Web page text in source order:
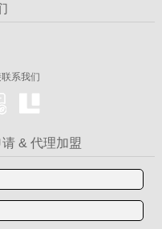
系我们
& 代理加盟